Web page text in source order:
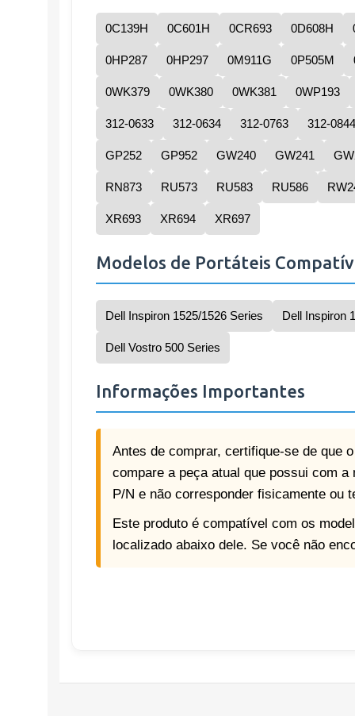
0C139H 0C601H 0CR693 0D608H
0HP287 0HP297 0M911G 0P505M
0WK379 0WK380 0WK381 0WP193
312-0633 312-0634 312-0763 312-0844
GP252 GP952 GW240 GW241
RN873 RU573 RU583 RU586
XR693 XR694 XR697
Modelos de Portáteis
Dell Inspiron 1525/1526 Series Dell Inspiron
Dell Vostro 500 Series
Informações Importantes
Antes de comprar, certifique-se de que
compare a peça atual que possui com
P/N e não corresponder fisicamente ou
Este produto é compatível com os
localizado abaixo dele. Se você não